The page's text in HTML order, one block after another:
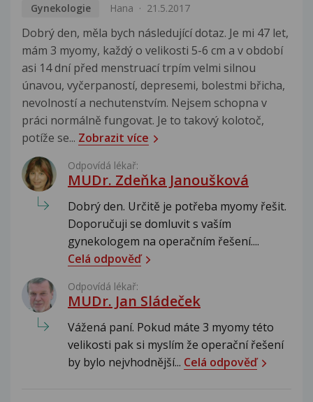
Gynekologie Hana 21.5.2017
Dobrý den, měla bych následující dotaz. Je mi 47 let,
mám 3 myomy, každý o velikosti 5-6 cm a v období
asi 14 dní před menstruací trpím velmi silnou
únavou, vyčerpaností, depresemi, bolestmi břicha,
nevolností a nechutenstvím. Nejsem schopna v
práci normálně fungovat. Je to takový kolotoč,
potíže se... Zobrazit více
Odpovídá lékař:
MUDr. Zdeňka Janoušková
Dobrý den. Určitě je potřeba myomy řešit.
Doporučuji se domluvit s vaším
gynekologem na operačním řešení....
Celá odpověď
Odpovídá lékař:
MUDr. Jan Sládeček
Vážená paní. Pokud máte 3 myomy této
velikosti pak si myslím že operační řešení
by bylo nejvhodnější... Celá odpověď